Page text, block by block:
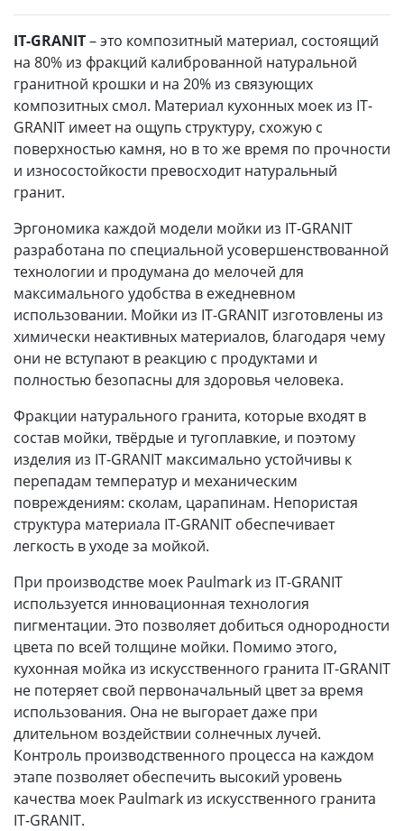
IT-GRANIT– это композитный материал, состоящий
на 80% из фракций калиброванной натуральной
гранитной крошки и на 20% из связующих
композитных смол. Материал кухонных моек из IT-
GRANIT имеет на ощупь структуру, схожую с
поверхностью камня, но в то же время по прочности
и износостойкости превосходит натуральный
гранит.
Эргономика каждой модели мойки из IT-GRANIT
разработана по специальной усовершенствованной
технологии и продумана до мелочей для
максимального удобства в ежедневном
использовании. Мойки из IT-GRANIT изготовлены из
химически неактивных материалов, благодаря чему
они не вступают в реакцию с продуктами и
полностью безопасны для здоровья человека.
Фракции натурального гранита, которые входят в
состав мойки, твёрдые и тугоплавкие, и поэтому
изделия из IT-GRANIT максимально устойчивы к
перепадам температур и механическим
повреждениям: сколам, царапинам. Непористая
структура материала IT-GRANIT обеспечивает
легкость в уходе за мойкой.
При производстве моек Paulmark из IT-GRANIT
используется инновационная технология
пигментации. Это позволяет добиться однородности
цвета по всей толщине мойки. Помимо этого,
кухонная мойка из искусственного гранита IT-GRANIT
не потеряет свой первоначальный цвет за время
использования. Она не выгорает даже при
длительном воздействии солнечных лучей.
Контроль производственного процесса на каждом
этапе позволяет обеспечить высокий уровень
качества моек Paulmark из искусственного гранита
IT-GRANIT.